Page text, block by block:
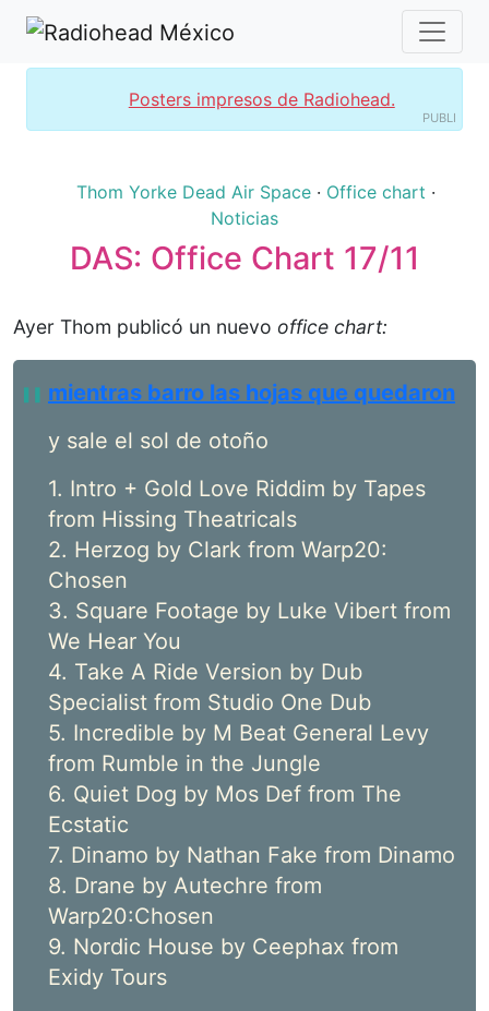
Posters impresos de Radiohead.
PUBLI
Thom Yorke Dead Air Space · Office chart ·
Noticias
DAS: Office Chart 17/11
Ayer Thom publicó un nuevo office chart:
mientras barro las hojas que quedaron
y sale el sol de otoño
1. Intro + Gold Love Riddim by Tapes
from Hissing Theatricals
2. Herzog by Clark from Warp20:
Chosen
3. Square Footage by Luke Vibert from
We Hear You
4. Take A Ride Version by Dub
Specialist from Studio One Dub
5. Incredible by M Beat General Levy
from Rumble in the Jungle
6. Quiet Dog by Mos Def from The
Ecstatic
7. Dinamo by Nathan Fake from Dinamo
8. Drane by Autechre from
Warp20:Chosen
9. Nordic House by Ceephax from
Exidy Tours